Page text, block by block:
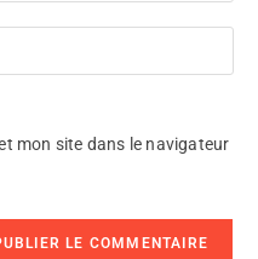
mon site dans le navigateur